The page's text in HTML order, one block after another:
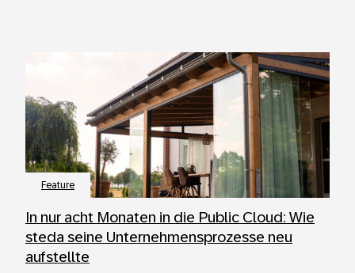
Feature
In nur acht Monaten in die Public Cloud: Wie
steda seine Unternehmensprozesse neu
aufstellte